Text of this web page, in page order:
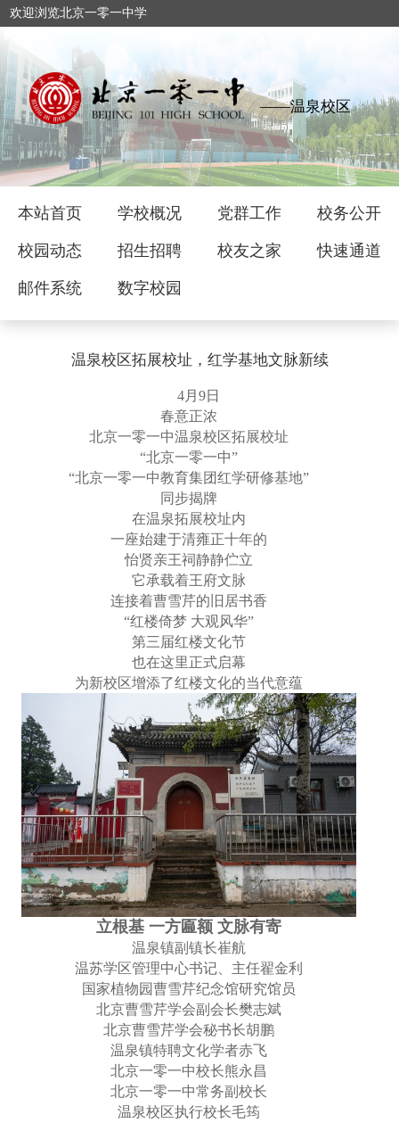
欢迎浏览北京一零一中学
——温泉校区
本站首页 学校概况 党群工作 校务公开
校园动态 招生招聘 校友之家 快速通道
邮件系统 数字校园
温泉校区拓展校址，红学基地文脉新续
4月9日
春意正浓
北京一零一中温泉校区拓展校址
“北京一零一中”
“北京一零一中教育集团红学研修基地”
同步揭牌
在温泉拓展校址内
一座始建于清雍正十年的
怡贤亲王祠静静伫立
它承载着王府文脉
连接着曹雪芹的旧居书香
“红楼倚梦 大观风华”
第三届红楼文化节
也在这里正式启幕
为新校区增添了红楼文化的当代意蕴
立根基 一方匾额 文脉有寄
温泉镇副镇长崔航
温苏学区管理中心书记、主任翟金利
国家植物园曹雪芹纪念馆研究馆员
北京曹雪芹学会副会长樊志斌
北京曹雪芹学会秘书长胡鹏
温泉镇特聘文化学者赤飞
北京一零一中校长熊永昌
北京一零一中常务副校长
温泉校区执行校长毛筠